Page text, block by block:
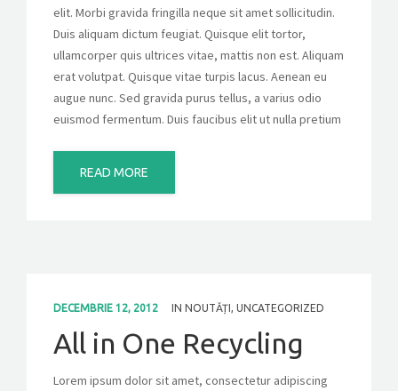
elit. Morbi gravida fringilla neque sit amet sollicitudin.
Duis aliquam dictum feugiat. Quisque elit tortor,
ullamcorper quis ultrices vitae, mattis non est. Aliquam
erat volutpat. Quisque vitae turpis lacus. Aenean eu
augue nunc. Sed gravida purus tellus, a varius odio
euismod fermentum. Duis faucibus elit ut nulla pretium
READ MORE
DECEMBRIE 12, 2012 IN NOUTĂȚI, UNCATEGORIZED
All in One Recycling
Lorem ipsum dolor sit amet, consectetur adipiscing